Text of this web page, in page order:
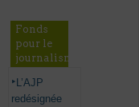
Fonds
pour le
journalisme
L’AJP
redésignée